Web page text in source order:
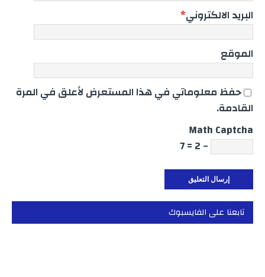
البريد الالكتروني*
الموقع
حفظ معلوماتي في هذا المستعرض لأعلق في المرة
القادمة.
Math Captcha
− 2 = 7
تابعنا على الفايسبوك